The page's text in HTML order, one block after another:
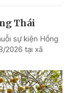
Thái
sự kiện Hồng
2026 tại xã